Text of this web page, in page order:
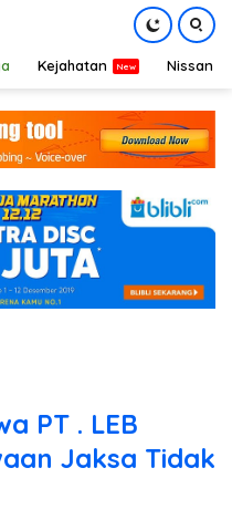
Kejahatan Nissan
PT . LEB
Jaksa Tidak